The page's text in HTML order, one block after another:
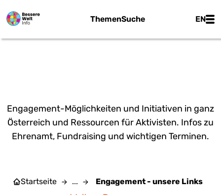
ThemenSuche EN
Engagement-Möglichkeiten und Initiativen in ganz
Österreich und Ressourcen für Aktivisten. Infos zu
Ehrenamt, Fundraising und wichtigen Terminen.
Startseite ... Engagement - unsere Links